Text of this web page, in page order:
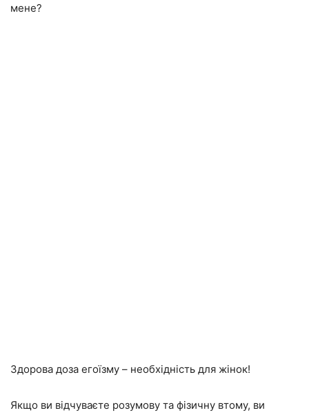
мене?
Здорова доза егоїзму – необхідність для жінок!
Якщо ви відчуваєте розумову та фізичну втому, ви